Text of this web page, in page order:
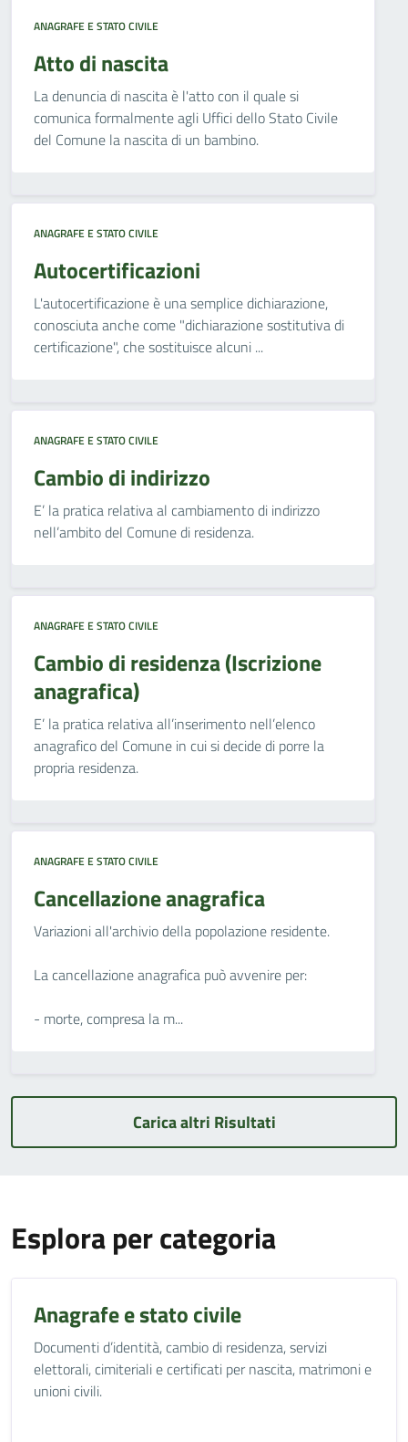
ANAGRAFE E STATO CIVILE
Atto di nascita
La denuncia di nascita è l'atto con il quale si
comunica formalmente agli Uffici dello Stato Civile
del Comune la nascita di un bambino.
ANAGRAFE E STATO CIVILE
Autocertificazioni
L'autocertificazione è una semplice dichiarazione,
conosciuta anche come "dichiarazione sostitutiva di
certificazione", che sostituisce alcuni ...
ANAGRAFE E STATO CIVILE
Cambio di indirizzo
E’ la pratica relativa al cambiamento di indirizzo
nell’ambito del Comune di residenza.
ANAGRAFE E STATO CIVILE
Cambio di residenza (Iscrizione
anagrafica)
E’ la pratica relativa all’inserimento nell’elenco
anagrafico del Comune in cui si decide di porre la
propria residenza.
ANAGRAFE E STATO CIVILE
Cancellazione anagrafica
Variazioni all'archivio della popolazione residente.
La cancellazione anagrafica può avvenire per:
- morte, compresa la m...
Carica altri Risultati
Esplora per categoria
Anagrafe e stato civile
Documenti d’identità, cambio di residenza, servizi
elettorali, cimiteriali e certificati per nascita, matrimoni e
unioni civili.